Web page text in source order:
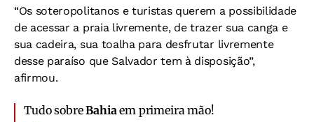
“Os soteropolitanos e turistas querem a possibilidade
de acessar a praia livremente, de trazer sua canga e
sua cadeira, sua toalha para desfrutar livremente
desse paraíso que Salvador tem à disposição”,
afirmou.
Tudo sobreBahiaem primeira mão!